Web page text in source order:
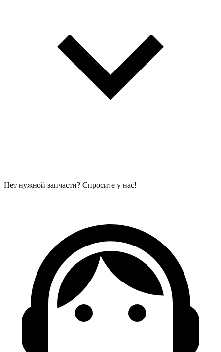
Нет нужной запчасти? Спросите у нас!